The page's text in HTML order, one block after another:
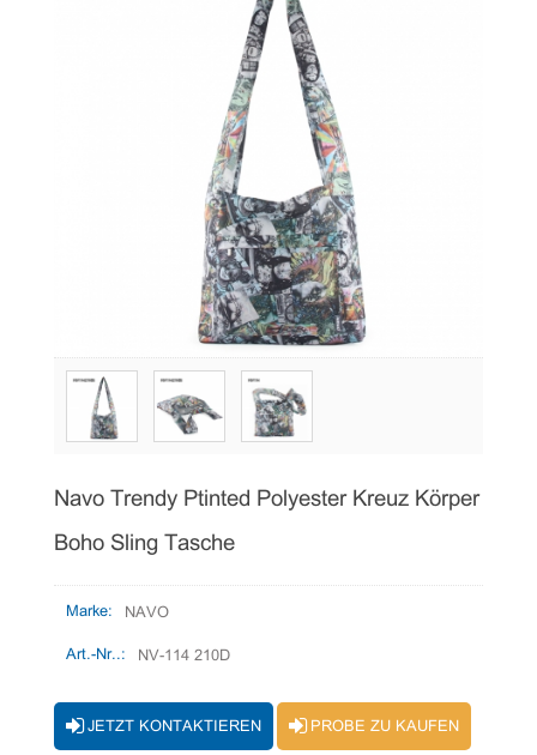
Navo Trendy Ptinted Polyester Kreuz Körper
Boho Sling Tasche
Marke: NAVO
Art.-Nr..: NV-114 210D
JETZT KONTAKTIEREN PROBE ZU KAUFEN